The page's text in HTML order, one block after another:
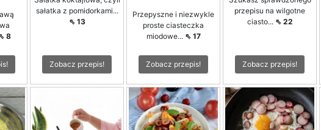
8
sałatka z pomidorkami...
⇖ 13
Zobacz przepis!
Przepyszne i niezwykle
proste ciasteczka
miodowe... ⇖ 17
Zobacz przepis!
przepisu na wilgotne
ciasto... ⇖ 22
Zobacz przepis!